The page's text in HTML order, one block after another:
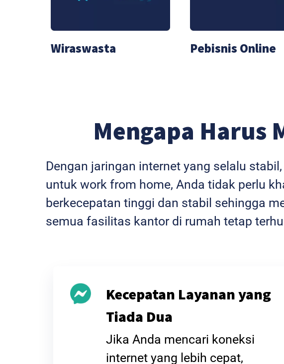
Wiraswasta Pebisnis Online
Mengapa Harus
Dengan jaringan internet yang selalu
untuk work from home, Anda tidak perlu
berkecepatan tinggi dan stabil sehingga
semua fasilitas kantor di rumah tetap
Kecepatan Layanan yang
Tiada Dua
Jika Anda mencari koneksi
internet yang lebih cepat,